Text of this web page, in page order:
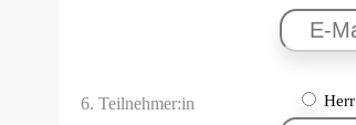
6. Teilnehmer:in Herr